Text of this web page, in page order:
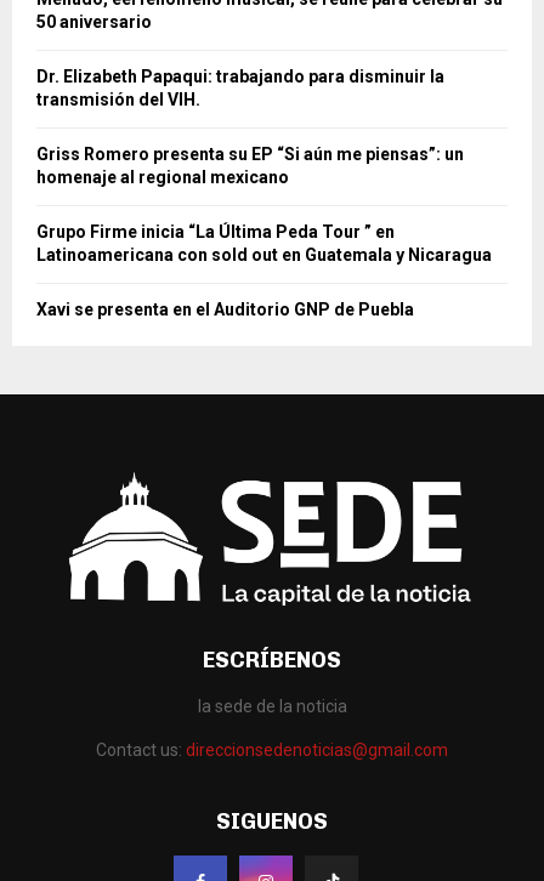
50 aniversario
Dr. Elizabeth Papaqui: trabajando para disminuir la
transmisión del VIH.
Griss Romero presenta su EP “Si aún me piensas”: un
homenaje al regional mexicano
Grupo Firme inicia “La Última Peda Tour ” en
Latinoamericana con sold out en Guatemala y Nicaragua
Xavi se presenta en el Auditorio GNP de Puebla
ESCRÍBENOS
la sede de la noticia
Contact us: direccionsedenoticias@gmail.com
SIGUENOS